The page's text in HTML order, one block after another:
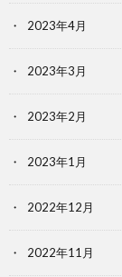
2023年4月
2023年3月
2023年2月
2023年1月
2022年12月
2022年11月